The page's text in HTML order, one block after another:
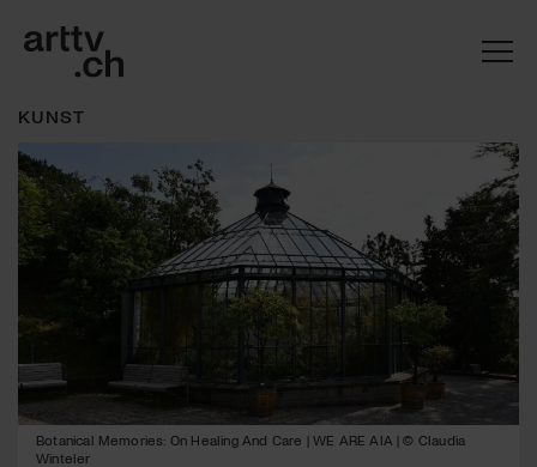
KUNST
Botanical Memories: On Healing And Care | WE ARE AIA | © Claudia
Winteler
Mach mit: «Be Part of the Art»!
Engagiere dich als Kulturliebhaber:in, Kulturschaffende(r) oder